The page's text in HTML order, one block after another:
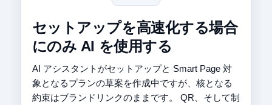
セットアップを高速化する場合
にのみ AI を使用する
AI アシスタントがセットアップと Smart Page 対
象となるプランの草案を作成中ですが、核となる
約束はブランドリンクのままです。 QR、そして制